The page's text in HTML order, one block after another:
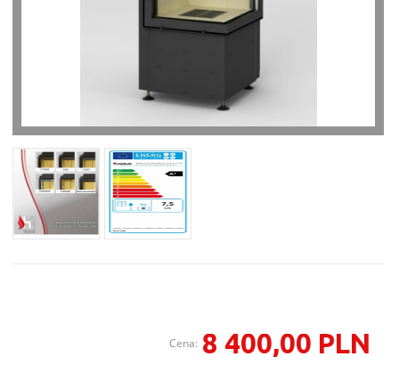
Cena: 8 400,00 PLN